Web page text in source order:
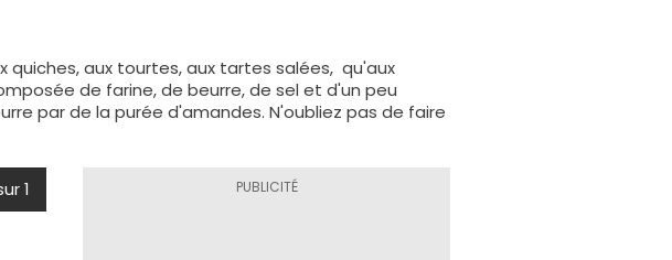
quiches, aux tourtes, aux tartes salées, qu'aux
de farine, de beurre, de sel et d'un peu
par de la purée d'amandes. N'oubliez pas de faire
1